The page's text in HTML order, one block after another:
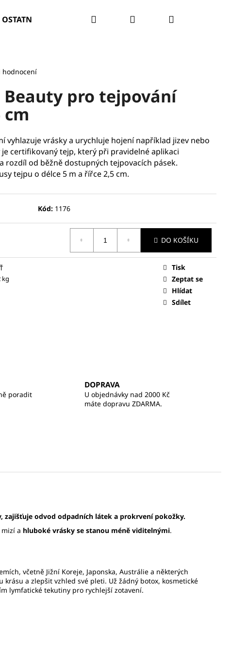
OSTATNÍ PROBLÉM PLETI O NÁS
Hledat PřihlášeníNákupní
hodnocení
Beauty pro tejpování
cm
vyhlazuje vrásky a urychluje hojení například jizev nebo
certifikovaný tejp, který při pravidelné aplikaci
rozdíl od běžně dostupných tejpovacích pásek.
tejpu o délce 5 m a řířce 2,5 cm.
Kód: 1176
DO KOŠÍKU
kg
Tisk
Zeptat se
Hlídat
Sdílet
poradit
DOPRAVA
U objednávky nad 2000 Kč
máte dopravu ZDARMA.
odvod odpadních látek a prokrvení pokožky.
a hluboké vrásky se stanou méně viditelnými.
včetně Jižní Koreje, Japonska, Austrálie a některých
a zlepšit vzhled své pleti. Už žádný botox, kosmetické
lymfatické tekutiny pro rychlejší zotavení.
A ZPEVŇUJÍCÍ